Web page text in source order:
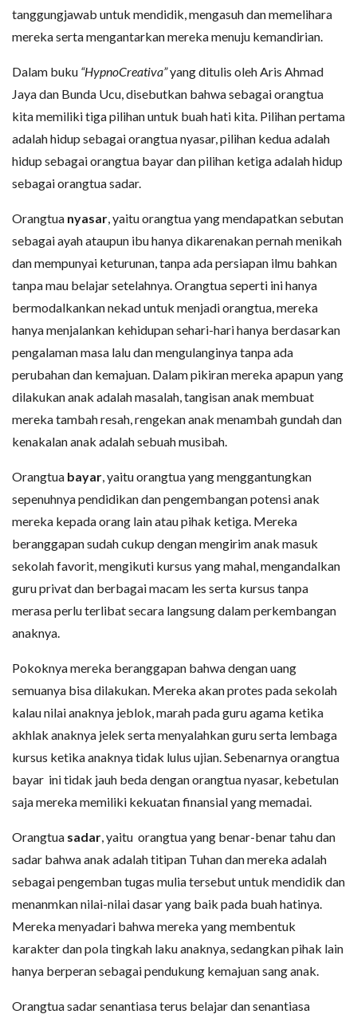
tanggungjawab untuk mendidik, mengasuh dan memelihara
mereka serta mengantarkan mereka menuju kemandirian.
Dalam buku “HypnoCreativa”yang ditulis oleh Aris Ahmad
Jaya dan Bunda Ucu, disebutkan bahwa sebagai orangtua
kita memiliki tiga pilihan untuk buah hati kita. Pilihan pertama
adalah hidup sebagai orangtua nyasar, pilihan kedua adalah
hidup sebagai orangtua bayar dan pilihan ketiga adalah hidup
sebagai orangtua sadar.
Orangtua nyasar, yaitu orangtua yang mendapatkan sebutan
sebagai ayah ataupun ibu hanya dikarenakan pernah menikah
dan mempunyai keturunan, tanpa ada persiapan ilmu bahkan
tanpa mau belajar setelahnya. Orangtua seperti ini hanya
bermodalkankan nekad untuk menjadi orangtua, mereka
hanya menjalankan kehidupan sehari-hari hanya berdasarkan
pengalaman masa lalu dan mengulanginya tanpa ada
perubahan dan kemajuan. Dalam pikiran mereka apapun yang
dilakukan anak adalah masalah, tangisan anak membuat
mereka tambah resah, rengekan anak menambah gundah dan
kenakalan anak adalah sebuah musibah.
Orangtua bayar, yaitu orangtua yang menggantungkan
sepenuhnya pendidikan dan pengembangan potensi anak
mereka kepada orang lain atau pihak ketiga. Mereka
beranggapan sudah cukup dengan mengirim anak masuk
sekolah favorit, mengikuti kursus yang mahal, mengandalkan
guru privat dan berbagai macam les serta kursus tanpa
merasa perlu terlibat secara langsung dalam perkembangan
anaknya.
Pokoknya mereka beranggapan bahwa dengan uang
semuanya bisa dilakukan. Mereka akan protes pada sekolah
kalau nilai anaknya jeblok, marah pada guru agama ketika
akhlak anaknya jelek serta menyalahkan guru serta lembaga
kursus ketika anaknya tidak lulus ujian. Sebenarnya orangtua
bayar ini tidak jauh beda dengan orangtua nyasar, kebetulan
saja mereka memiliki kekuatan finansial yang memadai.
Orangtua sadar, yaitu orangtua yang benar-benar tahu dan
sadar bahwa anak adalah titipan Tuhan dan mereka adalah
sebagai pengemban tugas mulia tersebut untuk mendidik dan
menanmkan nilai-nilai dasar yang baik pada buah hatinya.
Mereka menyadari bahwa mereka yang membentuk
karakter dan pola tingkah laku anaknya, sedangkan pihak lain
hanya berperan sebagai pendukung kemajuan sang anak.
Orangtua sadar senantiasa terus belajar dan senantiasa